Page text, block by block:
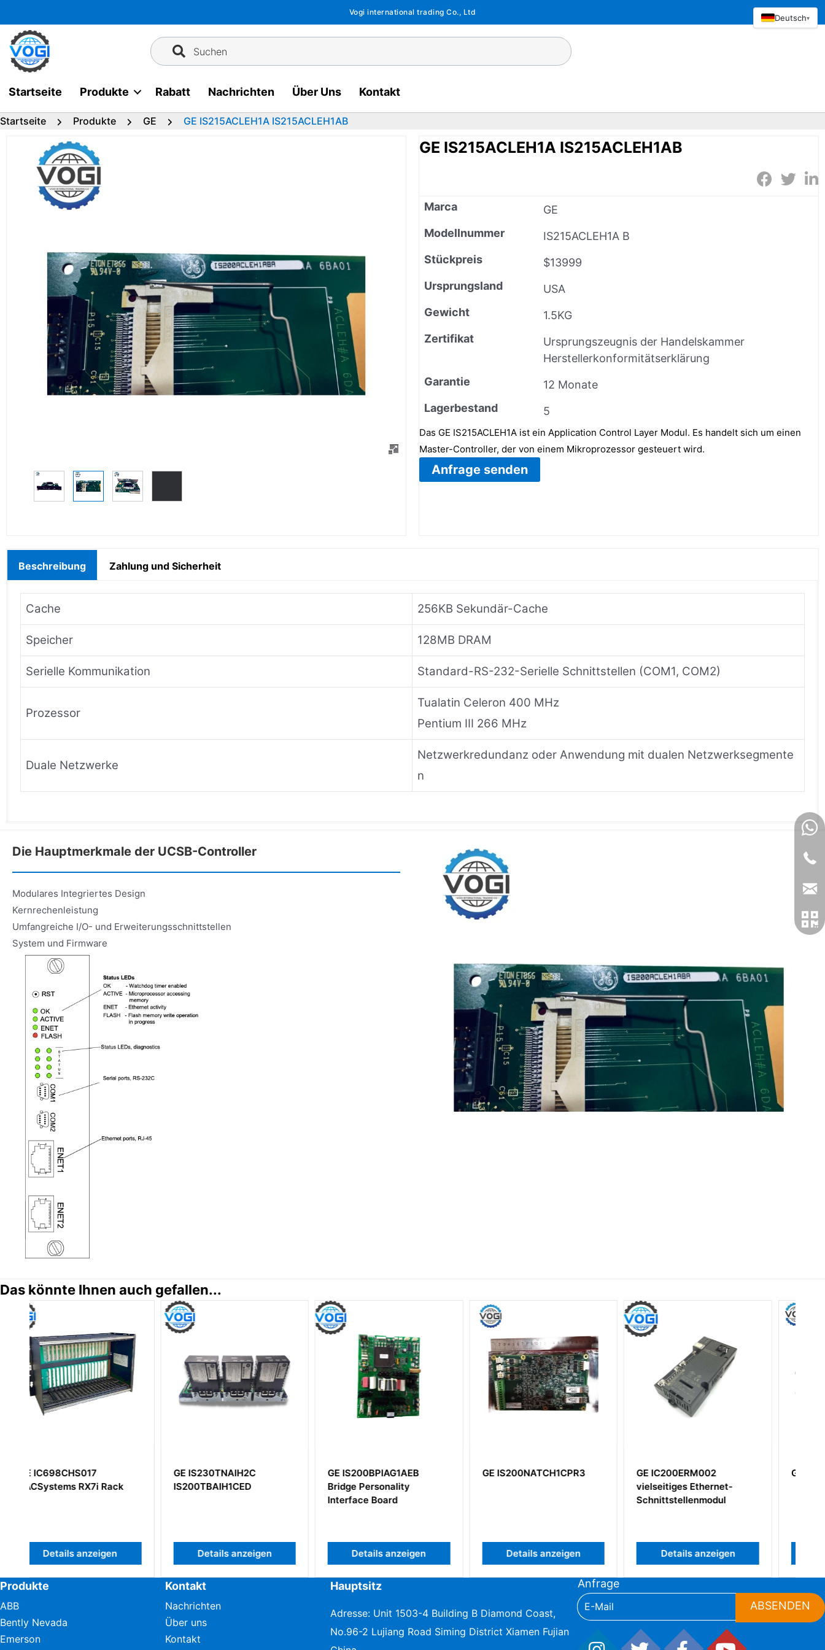
Inhalt
springen
Vogi international trading Co., Ltd
Suchen
Startseite Produkte Rabatt Nachrichten Über Uns Kontakt
Startseite Produkte GE GE IS215ACLEH1A IS215ACLEH1AB
GE IS215ACLEH1A IS215ACLEH1AB
Marca
GE
Modellnummer
IS215ACLEH1A B
Stückpreis
$13999
Ursprungsland
USA
Gewicht
1.5KG
Zertifikat
Ursprungszeugnis der Handelskammer
Herstellerkonformitätserklärung
Garantie
12 Monate
Lagerbestand
5
Das GE IS215ACLEH1A ist ein Application Control Layer Modul. Es handelt sich um einen
Master-Controller, der von einem Mikroprozessor gesteuert wird.
Anfrage senden
Beschreibung Zahlung und Sicherheit
Cache 256KB Sekundär-Cache
Speicher 128MB DRAM
Serielle Kommunikation Standard-RS-232-Serielle Schnittstellen (COM1, COM2)
Prozessor
Tualatin Celeron 400 MHz
Pentium III 266 MHz
Duale Netzwerke
Netzwerkredundanz oder Anwendung mit dualen Netzwerksegmente
n
Die Hauptmerkmale der UCSB-Controller
Modulares Integriertes Design
Kernrechenleistung
Umfangreiche I/O- und Erweiterungsschnittstellen
System und Firmware
Das könnte Ihnen auch gefallen...
GE IS230TNAIH2C
IS200TBAIH1CED
Details anzeigen
GE IS200BPIAG1AEB
Bridge Personality
Details anzeigen
GE IS200NATCH1CPR3
Details anzeigen
GE IC200ERM002
Details anzeigen
GE IS420UCPAH2A
Details anzeigen
Produkte
ABB
Bently Nevada
Emerson
Kontakt
Nachrichten
Über uns
Kontakt
Hauptsitz
Adresse: Unit 1503-4 Building B Diamond Coast,
No.96-2 Lujiang Road Siming District Xiamen Fujian
Anfrage
ABSENDEN
Deutsch▾